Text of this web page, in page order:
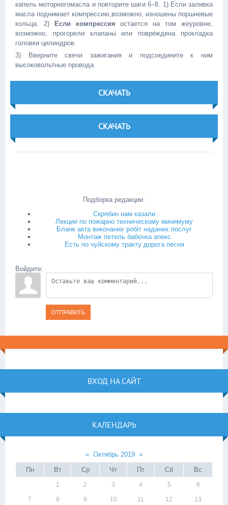
капель моторногомасла и повторите шаги 6–8. 1) Если заливка
масла поднимает компрессию,возможно, изношены поршневые
кольца. 2)
Если компрессия остается на том жеуровне,
возможно, прогорели клапаны или повреждена прокладка
головки цилиндров.
3) Вверните свечи зажигания и подсоедините к ним
высоковольтные провода.
СКАЧАТЬ
СКАЧАТЬ
Подборка редакции:
Скрябин нам казали
Лекции по пожарно техническому минимуму
Бланк акта виконаних робіт наданих послуг
Монтаж петель бабочка апекс
Есть по чуйскому тракту дорога песня
Войдите:
ОТПРАВИТЬ
ВХОД НА САЙТ
КАЛЕНДАРЬ
« Октябрь 2019 »
Пн
Вт Ср Чт Пт Сб Вс
1 2 3 4 5 6
7 8 9 10 11 12 13